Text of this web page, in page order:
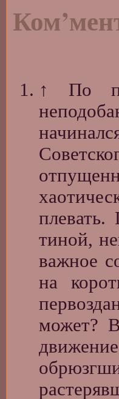
↑
По
тиной,
важное
на
может?